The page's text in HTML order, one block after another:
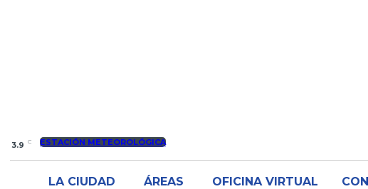
3.9 C ESTACIÓN METEOROLÓGICA
LA CIUDAD ÁREAS OFICINA VIRTUAL